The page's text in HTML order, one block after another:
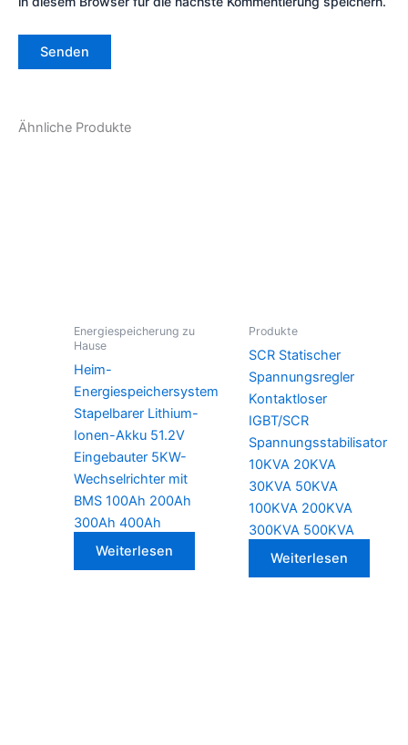
Ähnliche Produkte
Energiespeicherung zu
Hause
Heim-
Energiespeichersystem
Stapelbarer Lithium-
Ionen-Akku 51.2V
Eingebauter 5KW-
Wechselrichter mit
BMS 100Ah 200Ah
300Ah 400Ah
Weiterlesen
Produkte
SCR Statischer
Spannungsregler
Kontaktloser
IGBT/SCR
Spannungsstabilisator
10KVA 20KVA
30KVA 50KVA
100KVA 200KVA
300KVA 500KVA
Weiterlesen